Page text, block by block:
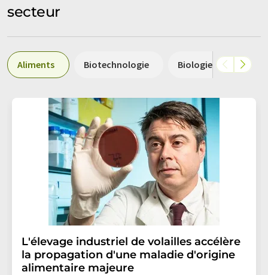
secteur
Aliments Biotechnologie Biologie
L'élevage industriel de volailles accélère
la propagation d'une maladie d'origine
alimentaire majeure